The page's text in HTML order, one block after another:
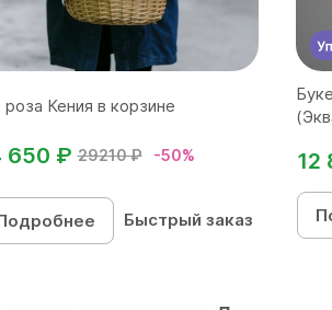
роза Кения в корзине
29210 ₽ -50%
650 ₽
Быстрый заказ
12